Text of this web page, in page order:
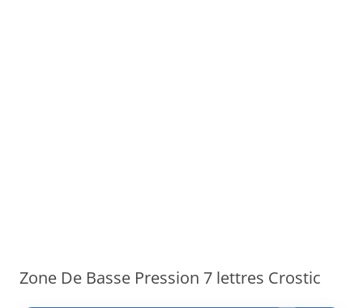
Zone De Basse Pression 7 lettres Crostic